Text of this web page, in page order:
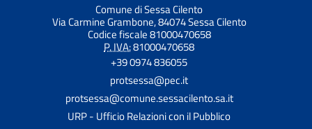
Comune di Sessa Cilento
Via Carmine Grambone, 84074 Sessa Cilento
Codice fiscale 81000470658
P. IVA:81000470658
+39 0974 836055
protsessa@pec.it
protsessa@comune.sessacilento.sa.it
URP - Ufficio Relazioni con il Pubblico